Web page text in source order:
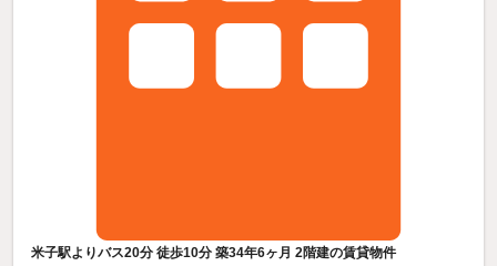
米子駅よりバス20分 徒歩10分 築34年6ヶ月 2階建の賃貸物件